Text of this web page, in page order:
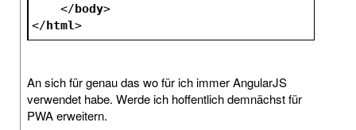
</body>
</html>
An sich für genau das wo für ich immer AngularJS
verwendet habe. Werde ich hoffentlich demnächst für
PWA erweitern.